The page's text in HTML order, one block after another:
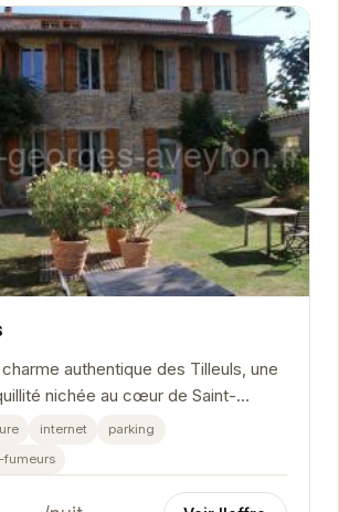
authentique des Tilleuls, une
nichée au cœur de Saint-
Profitez d'un séjour...
internet
parking
fumeurs